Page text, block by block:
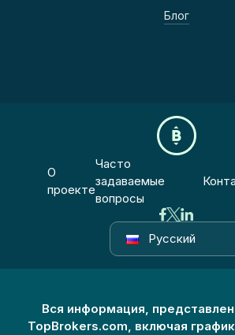
Блог
О
проекте
Часто
задаваемые
вопросы
Русский
Вся информация,
TopBrokers.com, включая